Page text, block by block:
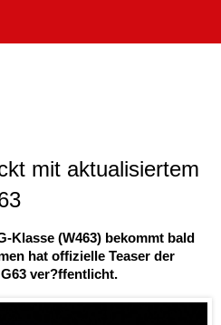
mit aktualisiertem
Klasse (W463) bekommt bald
hat offizielle Teaser der
ver?ffentlicht.